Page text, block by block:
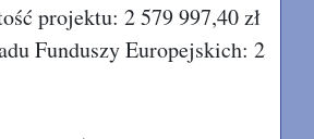
projektu: 2 579 997,40 zł
Funduszy Europejskich: 2